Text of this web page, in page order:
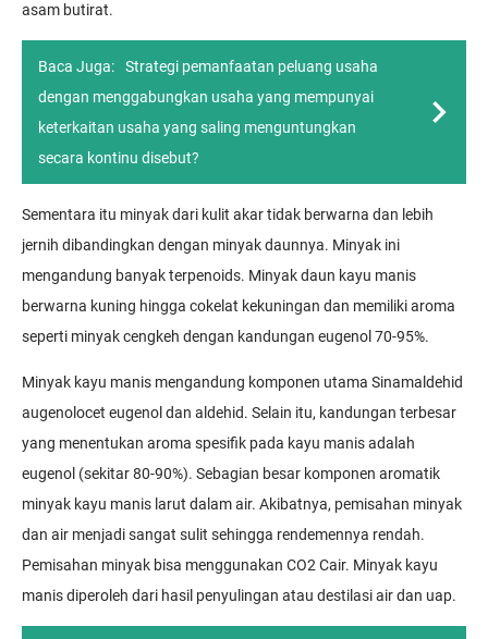
asam butirat.
Baca Juga:
Strategi pemanfaatan peluang usaha
dengan menggabungkan usaha yang mempunyai
keterkaitan usaha yang saling menguntungkan
secara kontinu disebut?
Sementara itu minyak dari kulit akar tidak berwarna dan lebih
jernih dibandingkan dengan minyak daunnya. Minyak ini
mengandung banyak terpenoids. Minyak daun kayu manis
berwarna kuning hingga cokelat kekuningan dan memiliki aroma
seperti minyak cengkeh dengan kandungan eugenol 70-95%.
Minyak kayu manis mengandung komponen utama Sinamaldehid
augenolocet eugenol dan aldehid. Selain itu, kandungan terbesar
yang menentukan aroma spesifik pada kayu manis adalah
eugenol (sekitar 80-90%). Sebagian besar komponen aromatik
minyak kayu manis larut dalam air. Akibatnya, pemisahan minyak
dan air menjadi sangat sulit sehingga rendemennya rendah.
Pemisahan minyak bisa menggunakan CO2 Cair. Minyak kayu
manis diperoleh dari hasil penyulingan atau destilasi air dan uap.